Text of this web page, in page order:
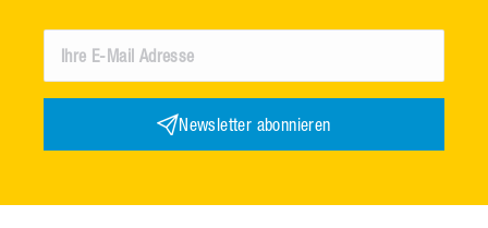
Newsletter abonnieren